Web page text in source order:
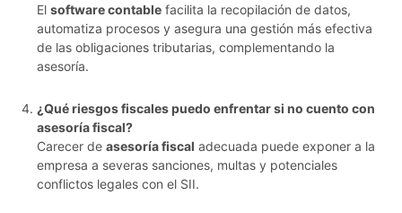
El software contable facilita la recopilación de datos,
automatiza procesos y asegura una gestión más efectiva
de las obligaciones tributarias, complementando la
asesoría.
¿Qué riesgos fiscales puedo enfrentar si no cuento con
asesoría fiscal?
Carecer de asesoría fiscal adecuada puede exponer a la
empresa a severas sanciones, multas y potenciales
conflictos legales con el SII.